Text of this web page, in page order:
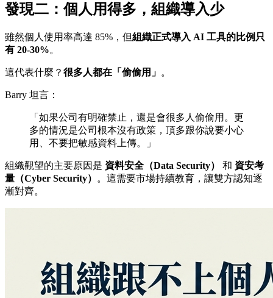
發現二：個人用得多，組織導入少
雖然個人使用率高達 85%，但組織正式導入 AI 工具的比例只
有 20-30%。
這代表什麼？ 很多人都在「偷偷用」 。
Barry 坦言：
「如果公司有明確禁止，還是會很多人偷偷用。更
多的情況是公司根本沒有政策，頂多跟你說要小心
用、不要把敏感資料上傳。」
組織觀望的主要原因是 資料安全（Data Security） 和 資安考
量（Cyber Security）
。這需要市場持續教育，讓雙方認知逐
漸對齊。